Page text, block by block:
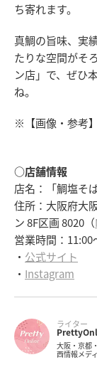
ち寄れます。
真鯛の旨味、実
たりな空間がそ
ン店」で、ぜひ
ね。
※【画像・参考
○店舗情報
店名：「鯛塩そ
住所：大阪府大
ン 8F区画 8020（
営業時間：11:00
・ 公式サイト
・ Instagram
ライター
大阪・京都
西情報メデ